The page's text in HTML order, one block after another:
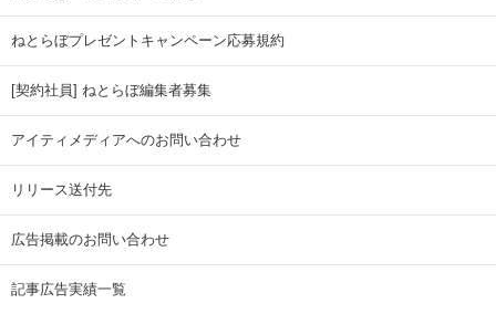
ねとらぼプレゼントキャンペーン応募規約
[契約社員] ねとらぼ編集者募集
アイティメディアへのお問い合わせ
リリース送付先
広告掲載のお問い合わせ
記事広告実績一覧